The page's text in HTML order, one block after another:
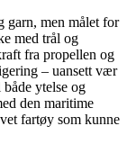
garn, men målet for
med trål og
fra propellen og
– uansett vær
ytelse og
den maritime
fartøy som kunne